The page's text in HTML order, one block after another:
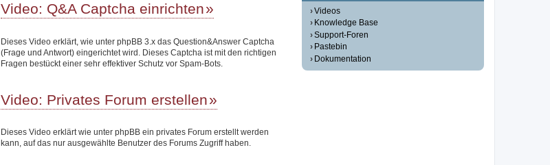
Video: Q&A Captcha einrichten
Dieses Video erklärt, wie unter phpBB 3.x das Question&Answer Captcha
(Frage und Antwort) eingerichtet wird. Dieses Captcha ist mit den richtigen
Fragen bestückt einer sehr effektiver Schutz vor Spam-Bots.
Video: Privates Forum erstellen
Dieses Video erklärt wie unter phpBB ein privates Forum erstellt werden
kann, auf das nur ausgewählte Benutzer des Forums Zugriff haben.
Videos
Knowledge Base
Support-Foren
Pastebin
Dokumentation